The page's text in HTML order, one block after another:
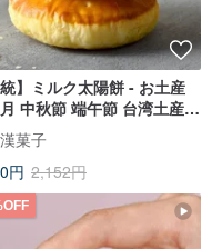
統】ミルク太陽餅 - お土産
中秋節 端午節 台湾土産
ボックス
菓子
円 2,152円